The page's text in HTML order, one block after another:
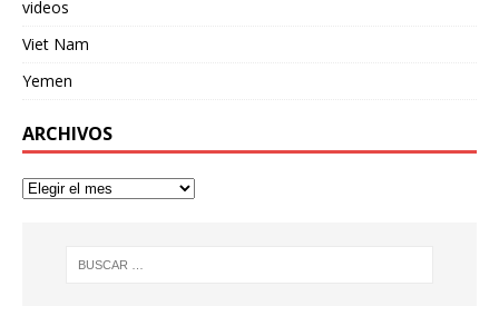
videos
Viet Nam
Yemen
ARCHIVOS